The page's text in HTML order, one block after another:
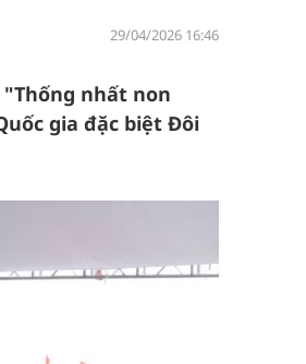
29/04/2026 16:46
"Thống nhất non
gia đặc biệt Đôi